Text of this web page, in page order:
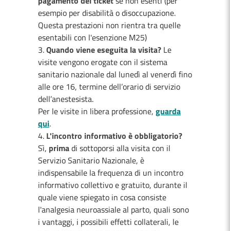
esempio per disabilità o disoccupazione.
Questa prestazioni non rientra tra quelle
esentabili con l'esenzione M25)
Quando viene eseguita la visita? Le
visite vengono erogate con il sistema
sanitario nazionale dal lunedì al venerdì fino
alle ore 16, termine dell’orario di servizio
dell’anestesista.
Per le visite in libera professione, guarda
qui.
L'incontro informativo è obbligatorio?
Sì, primadi sottoporsi alla visita con il
Servizio Sanitario Nazionale, è
indispensabile la frequenza di un incontro
informativo collettivo e gratuito, durante il
quale viene spiegato in cosa consiste
l'analgesia neuroassiale al parto, quali sono
i vantaggi, i possibili effetti collaterali, le